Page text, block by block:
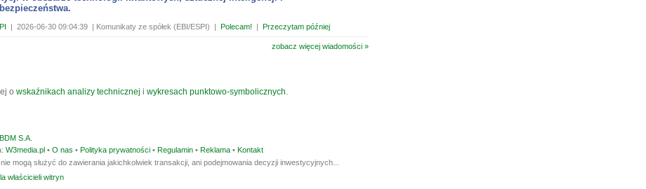
2026-06-30 09:04:39 | Komunikaty ze spółek (EBI/ESPI) Polecam! Przeczytam później
zobacz więcej wiadomości »
o wskaźnikach analizy technicznej i wykresach punktowo-symbolicznych.
S.A.
W3media.pl • O nas • Polityka prywatności • Regulamin • Reklama • Kontakt
mogą służyć do zawierania jakichkolwiek transakcji, ani podejmowania decyzji inwestycyjnych...
właścicieli witryn